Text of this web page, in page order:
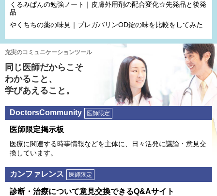
くるみぱんの勉強ノート｜皮膚外用剤の配合変化☆先発品と後発
品
やくちちの薬の味見｜プレガバリンOD錠の味を比較をしてみた
充実のコミュニケーションツール
同じ医師だからこそ
わかること、
学びあえること。
DoctorsCommunity 医師限定
医師限定掲⽰板
医療に関連する時事情報などを主体に、⽇々活発に議論・意⾒交
換しています。
カンファレンス 医師限定
診断・治療について意⾒交換できるQ&Aサイト